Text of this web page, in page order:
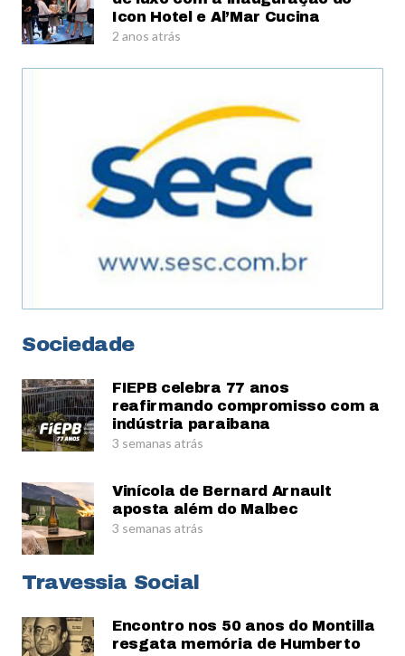
Icon Hotel e Al’Mar Cucina
2 anos atrás
Sociedade
FIEPB celebra 77 anos
reafirmando compromisso com a
indústria paraibana
3 semanas atrás
Vinícola de Bernard Arnault
aposta além do Malbec
3 semanas atrás
Travessia Social
Encontro nos 50 anos do Montilla
resgata memória de Humberto